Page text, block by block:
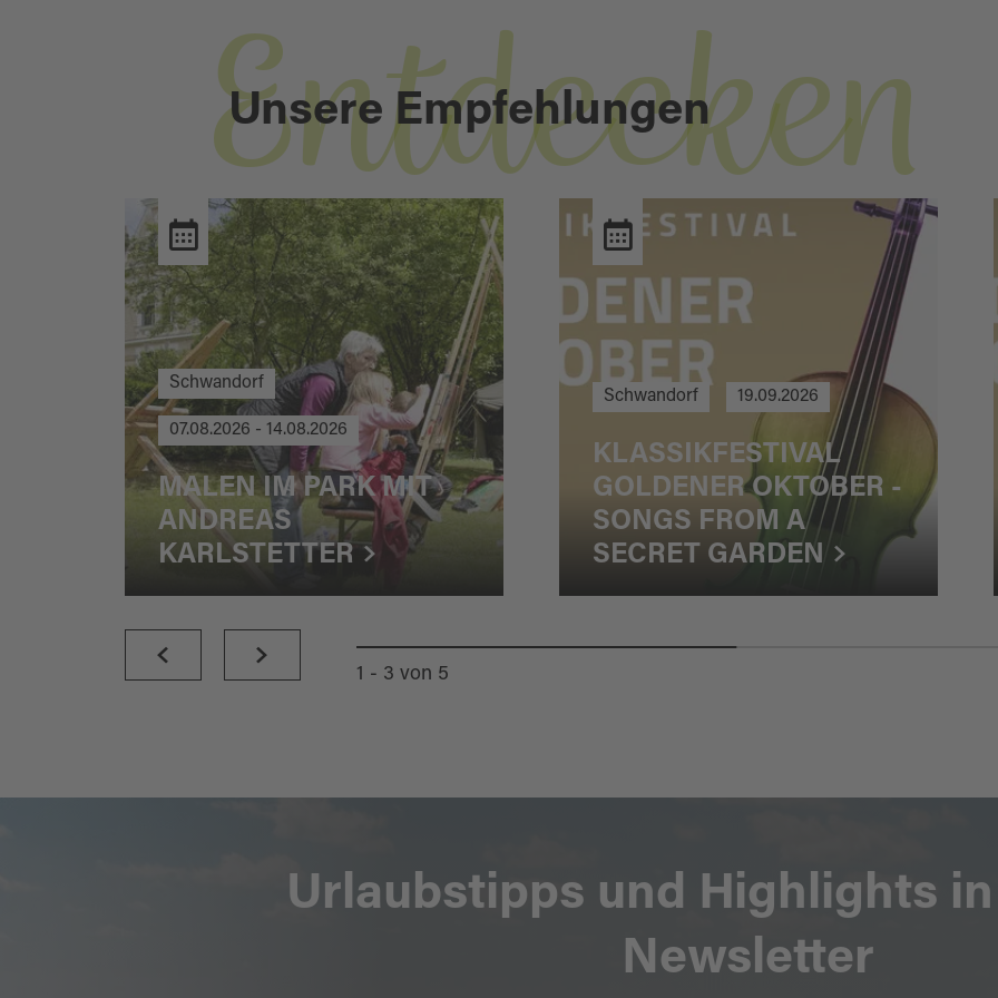
Unsere Empfehlungen
Entdecken
Schwandorf
07.08.2026 - 14.08.2026
MALEN IM PARK MIT
ANDREAS
KARLSTETTER
Schwandorf 19.09.2026
KLASSIKFESTIVAL
GOLDENER OKTOBER -
SONGS FROM A
SECRET GARDEN
1 - 3 von 5
Urlaubstipps und Highlights
Newsletter